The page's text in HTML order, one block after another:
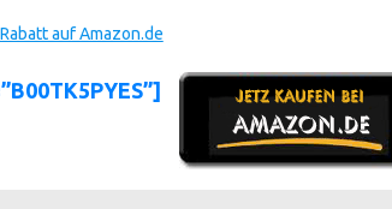
auf Amazon.de